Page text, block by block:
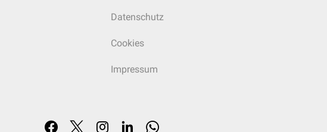
Datenschutz
Cookies
Impressum